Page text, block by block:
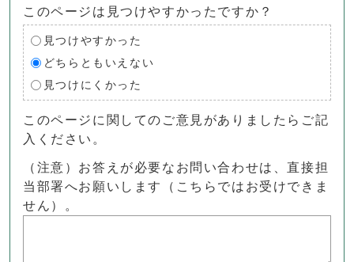
このページは見つけやすかったですか？
見つけやすかった
どちらともいえない
見つけにくかった
このページに関してのご意見がありましたらご記
入ください。
（注意）お答えが必要なお問い合わせは、直接担
当部署へお願いします（こちらではお受けできま
せん）。